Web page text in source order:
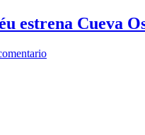
estrena Cueva